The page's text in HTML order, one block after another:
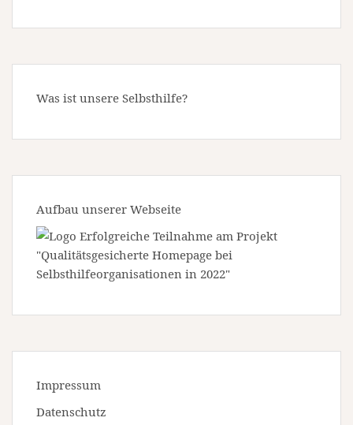
Was ist unsere Selbsthilfe?
Aufbau unserer Webseite
Impressum
Datenschutz